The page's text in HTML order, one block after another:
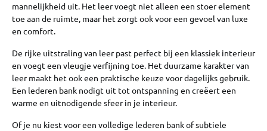
mannelijkheid uit. Het leer voegt niet alleen een stoer element
toe aan de ruimte, maar het zorgt ook voor een gevoel van luxe
en comfort.
De rijke uitstraling van leer past perfect bij een klassiek interieur
en voegt een vleugje verfijning toe. Het duurzame karakter van
leer maakt het ook een praktische keuze voor dagelijks gebruik.
Een lederen bank nodigt uit tot ontspanning en creëert een
warme en uitnodigende sfeer in je interieur.
Of je nu kiest voor een volledige lederen bank of subtiele